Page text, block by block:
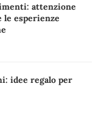
attenzione
le esperienze
idee regalo per